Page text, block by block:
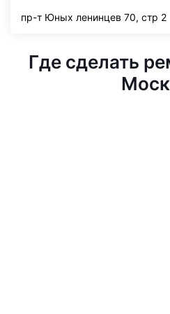
пр-т Юных ленинцев 70, стр 2
Где сделать